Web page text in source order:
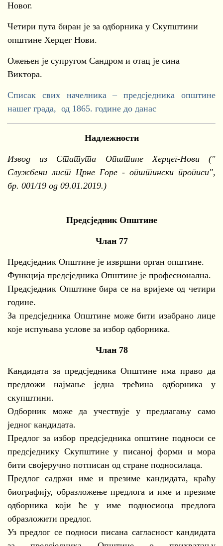
Новог.
Четири пута биран је за одборника у Скупштини
општине Херцег Нови.
Ожењен је супругом Сандром и отац је сина
Виктора.
Списак свих начелника – предсједника општине
нашег града, од 1865. године до данас
Надлежности
Извод из Статута Општине Херцег-Нови ("
Службени лист Црне Горе - општински прописи",
бр. 001/19 од 09.01.2019.)
Предсједник Општине
Члан 77
Предсједник Општине је извршни орган општине.
Функција предсједника Општине је професионална.
Предсједник Општине бира се на вријеме од четири
године.
За предсједника Општине може бити изабрано лице
које испуњава услове за избор одборника.
Члан 78
Кандидата за предсједника Општине има право да
предложи најмање једна трећина одборника у
скупштини.
Одборник може да учествује у предлагању само
једног кандидата.
Предлог за избор предсједника општине подноси се
предсједнику Скупштине у писаној форми и мора
бити својеручно потписан од стране подносилаца.
Предлог садржи име и презиме кандидата, краћу
биографију, образложење предлога и име и презиме
одборника који ће у име подносиоца предлога
образложити предлог.
Уз предлог се подноси писана сагласност кандидата